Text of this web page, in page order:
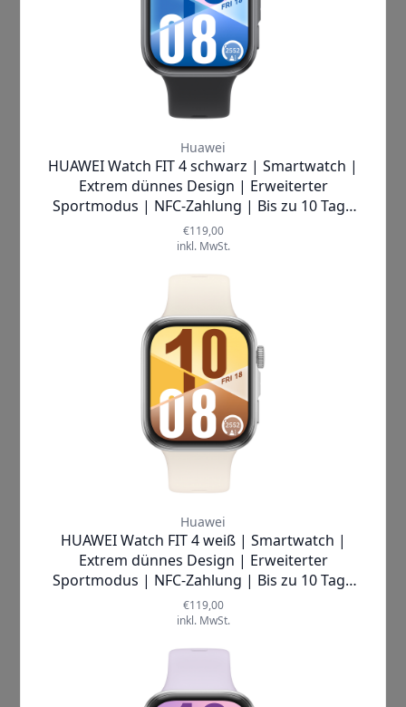
Mit dieser Smartwatch profitierst du
präzisen Schlaftracking
das deine Nächte analysiert und dir
wertvolle Einblicke in deine Erholung
gibt. So kannst du deine Energie besser
planen und jeden Tag mit voller Power
starten. Gleichzeitig unterstützt dich
die Uhr bei der Überwachung deiner
, deinem
Sauerstoffgehalt im Blut (
Hauttemperatur
sowie deinem
Zykluskalender– alles in Echtzeit und
auf einen Blick.
Du wirst begeistert sein, wie diese
Smartwatch dein Leben bereichert: Sie
begleitet dich nicht nur bei über 100
, die von Yoga über Laufen
bis hin zu Schwimmen reichen,
sondern hält dich dank Bluetooth-
Anrufen auch immer verbunden – ganz
ohne dein Smartphone aus der Tasche
holen zu müssen.
Was die Huawei Watch Fit 5 wirklich
einzigartig macht, sind ihre vielseitigen
Funktionen kombiniert mit einer
kinderleichten Bedienbarkeit.